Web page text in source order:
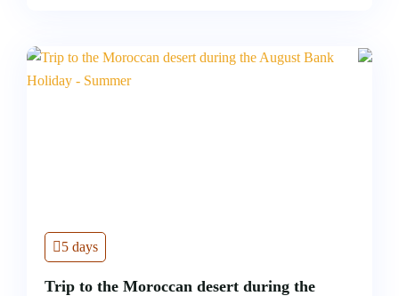
5 days
Trip to the Moroccan desert during the